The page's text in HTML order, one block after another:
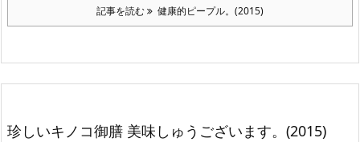
記事を読む 健康的ピープル。(2015)
珍しいキノコ御膳 美味しゅうございます。(2015)